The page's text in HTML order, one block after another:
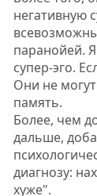
негативную
паранойей.
супер-эго.
Они не
память.
Более, чем
дальше,
диагнозу:
хуже".